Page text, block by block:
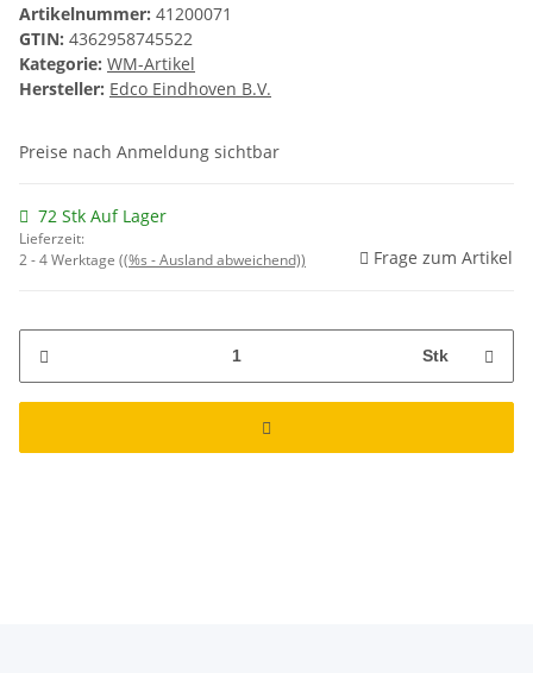
Artikelnummer: 41200071
GTIN: 4362958745522
Kategorie: WM-Artikel
Hersteller: Edco Eindhoven B.V.
Preise nach Anmeldung sichtbar
72 Stk Auf Lager
Lieferzeit:
2 - 4 Werktage ((%s - Ausland abweichend)) Frage zum Artikel
Stk